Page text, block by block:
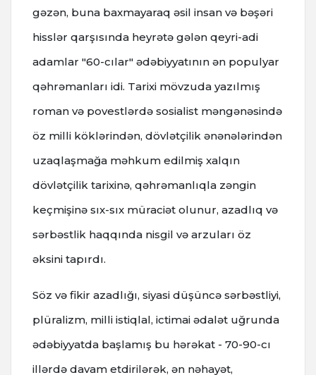
gəzən, buna baxmayaraq əsil insan və bəşəri
hisslər qarşısında heyrətə gələn qeyri-adi
adamlar "60-cılar" ədəbiyyatının ən populyar
qəhrəmanları idi. Tarixi mövzuda yazılmış
roman və povestlərdə sosialist məngənəsində
öz milli köklərindən, dövlətçilik ənənələrindən
uzaqlaşmağa məhkum edilmiş xalqın
dövlətçilik tarixinə, qəhrəmanlıqla zəngin
keçmişinə sıx-sıx müraciət olunur, azadlıq və
sərbəstlik haqqında nisgil və arzuları öz
əksini tapırdı.
Söz və fikir azadlığı, siyasi düşüncə sərbəstliyi,
plüralizm, milli istiqlal, ictimai ədalət uğrunda
ədəbiyyatda başlamış bu hərəkat - 70-90-cı
illərdə davam etdirilərək, ən nəhayət,